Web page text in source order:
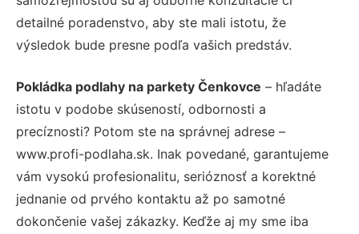
detailné poradenstvo, aby ste mali istotu, že
výsledok bude presne podľa vašich predstáv.
Pokládka podlahy na parkety Čenkovce – hľadáte
istotu v podobe skúseností, odbornosti a
precíznosti? Potom ste na správnej adrese –
www.profi-podlaha.sk. Inak povedané, garantujeme
vám vysokú profesionalitu, serióznosť a korektné
jednanie od prvého kontaktu až po samotné
dokončenie vašej zákazky. Keďže aj my sme iba